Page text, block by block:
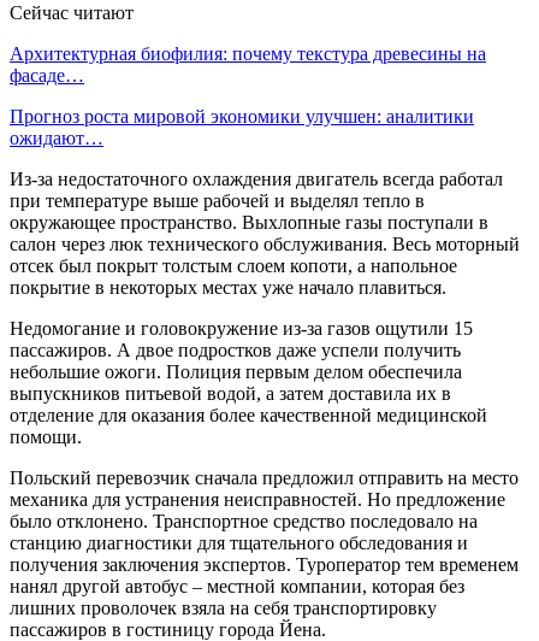
Сейчас читают
Архитектурная биофилия: почему текстура древесины на
фасаде…
Прогноз роста мировой экономики улучшен: аналитики
ожидают…
Из-за недостаточного охлаждения двигатель всегда работал
при температуре выше рабочей и выделял тепло в
окружающее пространство. Выхлопные газы поступали в
салон через люк технического обслуживания. Весь моторный
отсек был покрыт толстым слоем копоти, а напольное
покрытие в некоторых местах уже начало плавиться.
Недомогание и головокружение из-за газов ощутили 15
пассажиров. А двое подростков даже успели получить
небольшие ожоги. Полиция первым делом обеспечила
выпускников питьевой водой, а затем доставила их в
отделение для оказания более качественной медицинской
помощи.
Польский перевозчик сначала предложил отправить на место
механика для устранения неисправностей. Но предложение
было отклонено. Транспортное средство последовало на
станцию диагностики для тщательного обследования и
получения заключения экспертов. Туроператор тем временем
нанял другой автобус – местной компании, которая без
лишних проволочек взяла на себя транспортировку
пассажиров в гостиницу города Йена.